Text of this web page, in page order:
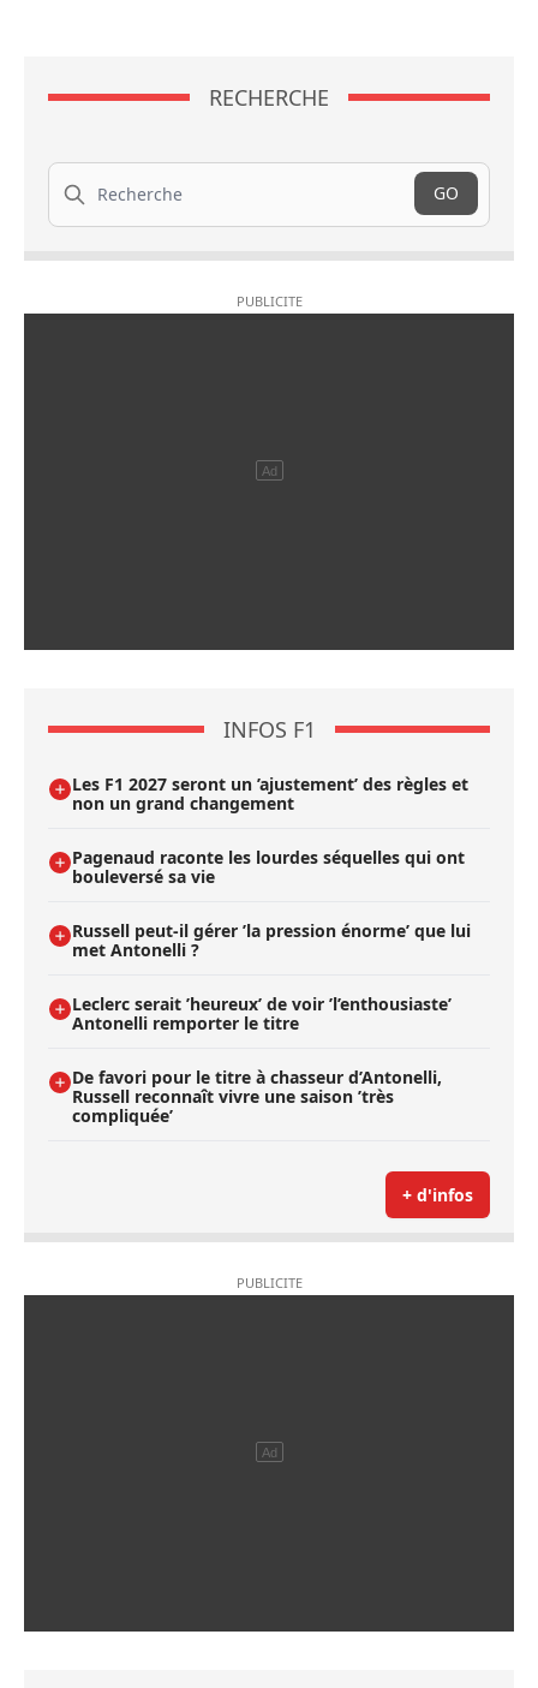
RECHERCHE
Recherche
GO
INFOS F1
Les F1 2027 seront un ’ajustement’ des règles et
non un grand changement
Pagenaud raconte les lourdes séquelles qui ont
bouleversé sa vie
Russell peut-il gérer ’la pression énorme’ que lui
met Antonelli ?
Leclerc serait ’heureux’ de voir ’l’enthousiaste’
Antonelli remporter le titre
De favori pour le titre à chasseur d’Antonelli,
Russell reconnaît vivre une saison ’très
compliquée’
+ d'infos